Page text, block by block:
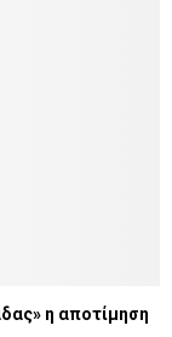
η αποτίμηση